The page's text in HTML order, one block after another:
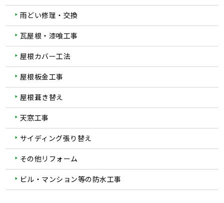
雨どい修理・交換
瓦屋根・漆喰工事
屋根カバー工法
屋根板金工事
屋根葺き替え
天窓工事
サイディング張り替え
その他リフォーム
ビル・マンション等の防水工事